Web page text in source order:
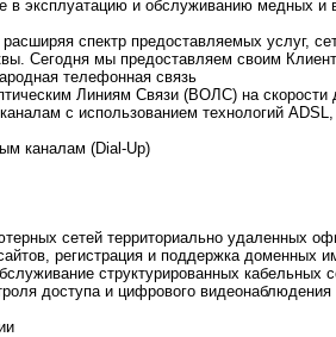
в эксплуатацию и обслуживанию медных и
спектр предоставляемых услуг,
Сегодня мы предоставляем своим
телефонная связь
Линиям Связи (ВОЛС) на скорости
с использованием технологий
каналам (Dial-Up)
сетей территориально удаленных
регистрация и поддержка доменных
структурированных кабельных
доступа и цифрового видеонаблюдения